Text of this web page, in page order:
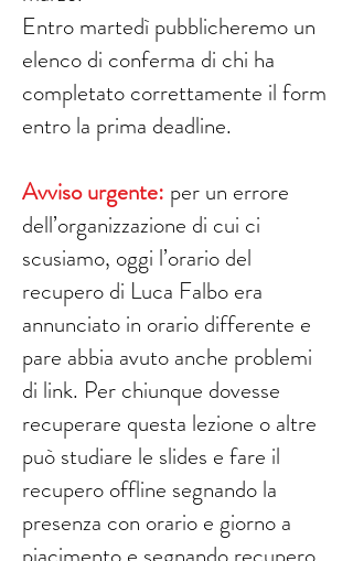
Entro martedì pubblicheremo un
elenco di conferma di chi ha
completato correttamente il form
entro la prima deadline.
Avviso urgente: per un errore
dell’organizzazione di cui ci
scusiamo, oggi l’orario del
recupero di Luca Falbo era
annunciato in orario differente e
pare abbia avuto anche problemi
di link. Per chiunque dovesse
recuperare questa lezione o altre
può studiare le slides e fare il
recupero offline segnando la
presenza con orario e giorno a